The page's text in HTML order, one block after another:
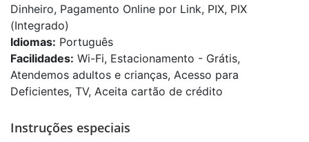
Dinheiro, Pagamento Online por Link, PIX, PIX
(Integrado)
Idiomas: Português
Facilidades: Wi-Fi, Estacionamento - Grátis,
Atendemos adultos e crianças, Acesso para
Deficientes, TV, Aceita cartão de crédito
Instruções especiais